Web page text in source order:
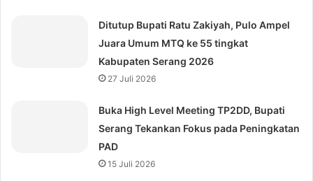
Ditutup Bupati Ratu Zakiyah, Pulo Ampel
Juara Umum MTQ ke 55 tingkat
Kabupaten Serang 2026
27 Juli 2026
Buka High Level Meeting TP2DD, Bupati
Serang Tekankan Fokus pada Peningkatan
PAD
15 Juli 2026